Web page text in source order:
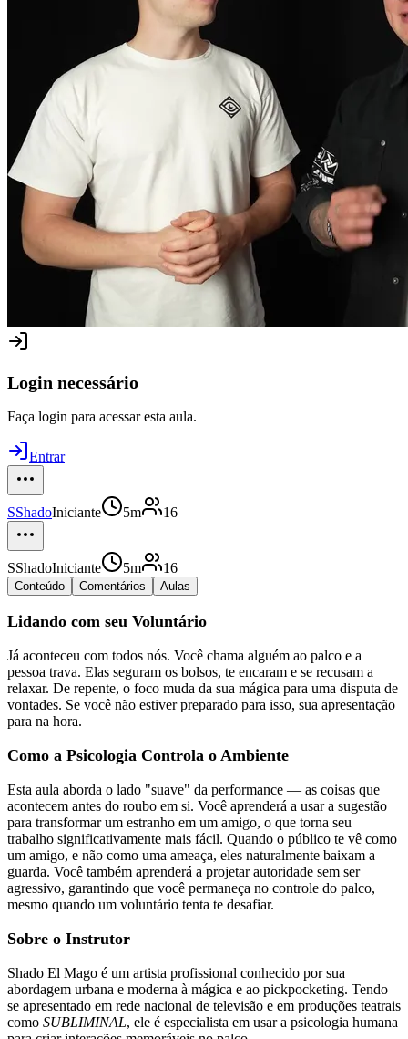
Login necessário
Faça login para acessar esta aula.
Entrar
SShadoIniciante 5m 16
SShadoIniciante 5m 16
Conteúdo Comentários Aulas
Lidando com seu Voluntário
Já aconteceu com todos nós. Você chama alguém ao palco e a
pessoa trava. Elas seguram os bolsos, te encaram e se recusam a
relaxar. De repente, o foco muda da sua mágica para uma disputa de
vontades. Se você não estiver preparado para isso, sua apresentação
para na hora.
Como a Psicologia Controla o Ambiente
Esta aula aborda o lado "suave" da performance — as coisas que
acontecem antes do roubo em si. Você aprenderá a usar a sugestão
para transformar um estranho em um amigo, o que torna seu
trabalho significativamente mais fácil. Quando o público te vê como
um amigo, e não como uma ameaça, eles naturalmente baixam a
guarda. Você também aprenderá a projetar autoridade sem ser
agressivo, garantindo que você permaneça no controle do palco,
mesmo quando um voluntário tenta te desafiar.
Sobre o Instrutor
Shado El Mago é um artista profissional conhecido por sua
abordagem urbana e moderna à mágica e ao pickpocketing. Tendo
se apresentado em rede nacional de televisão e em produções teatrais
como SUBLIMINAL, ele é especialista em usar a psicologia humana